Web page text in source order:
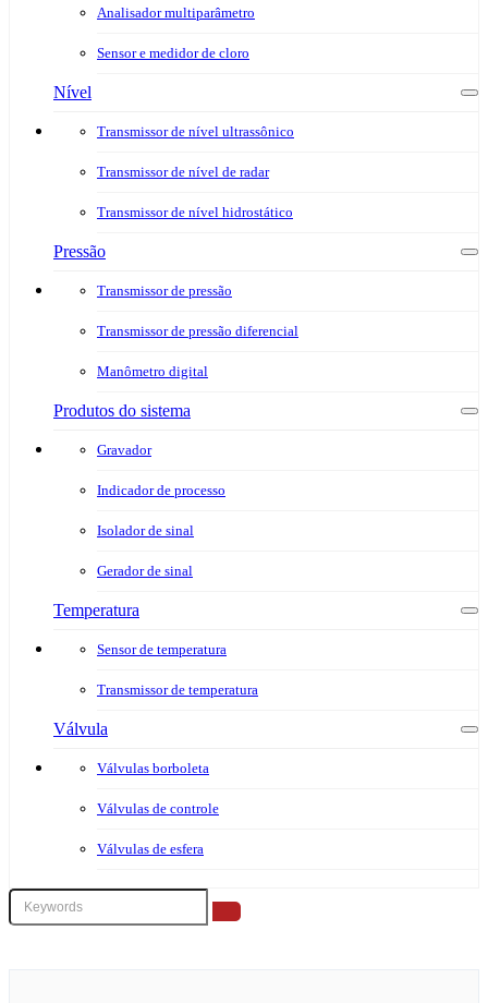
Analisador multiparâmetro
Sensor e medidor de cloro
Nível
Transmissor de nível ultrassônico
Transmissor de nível de radar
Transmissor de nível hidrostático
Pressão
Transmissor de pressão
Transmissor de pressão diferencial
Manômetro digital
Produtos do sistema
Gravador
Indicador de processo
Isolador de sinal
Gerador de sinal
Temperatura
Sensor de temperatura
Transmissor de temperatura
Válvula
Válvulas borboleta
Válvulas de controle
Válvulas de esfera